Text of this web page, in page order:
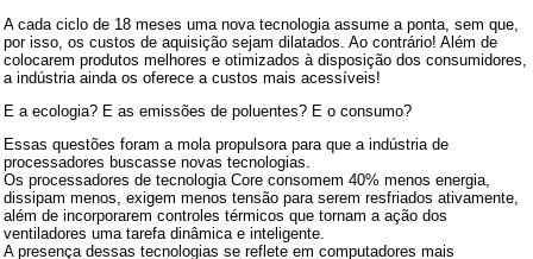
A cada ciclo de 18 meses uma nova tecnologia assume a ponta, sem que,
por isso, os custos de aquisição sejam dilatados. Ao contrário! Além de
colocarem produtos melhores e otimizados à disposição dos consumidores,
a indústria ainda os oferece a custos mais acessíveis!
E a ecologia? E as emissões de poluentes? E o consumo?
Essas questões foram a mola propulsora para que a indústria de
processadores buscasse novas tecnologias.
Os processadores de tecnologia Core consomem 40% menos energia,
dissipam menos, exigem menos tensão para serem resfriados ativamente,
além de incorporarem controles térmicos que tornam a ação dos
ventiladores uma tarefa dinâmica e inteligente.
A presença dessas tecnologias se reflete em computadores mais